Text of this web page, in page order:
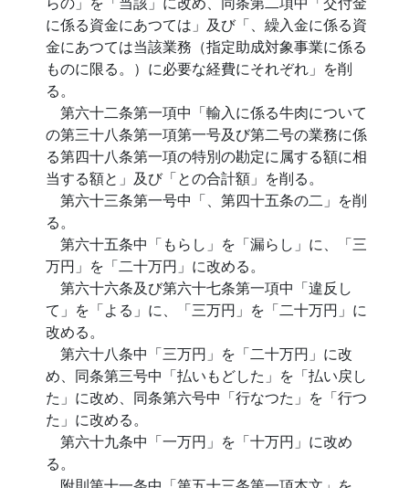
に係る資金にあつては」及び「、繰入金に係る資
金にあつては当該業務（指定助成対象事業に係る
ものに限る。）に必要な経費にそれぞれ」を削
る。
第六十二条第一項中「輸入に係る牛肉について
の第三十八条第一項第一号及び第二号の業務に係
る第四十八条第一項の特別の勘定に属する額に相
当する額と」及び「との合計額」を削る。
第六十三条第一号中「、第四十五条の二」を削
る。
第六十五条中「もらし」を「漏らし」に、「三
万円」を「二十万円」に改める。
第六十六条及び第六十七条第一項中「違反し
て」を「よる」に、「三万円」を「二十万円」に
改める。
第六十八条中「三万円」を「二十万円」に改
め、同条第三号中「払いもどした」を「払い戻し
た」に改め、同条第六号中「行なつた」を「行つ
た」に改める。
第六十九条中「一万円」を「十万円」に改め
る。